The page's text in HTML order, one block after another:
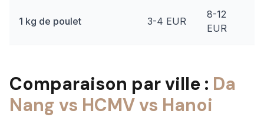
1 kg de poulet 3-4 EUR
8-12
EUR
Comparaison par ville : Da
Nang vs HCMV vs Hanoi